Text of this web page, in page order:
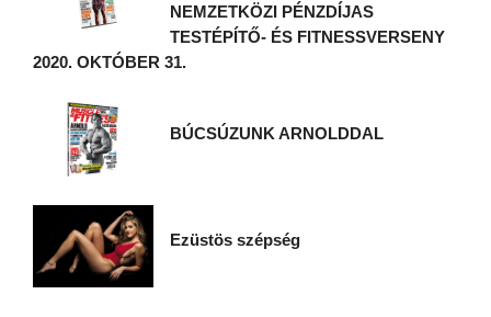
NEMZETKÖZI PÉNZDÍJAS
TESTÉPÍTŐ- ÉS FITNESSVERSENY
2020. OKTÓBER 31.
BÚCSÚZUNK ARNOLDDAL
Ezüstös szépség